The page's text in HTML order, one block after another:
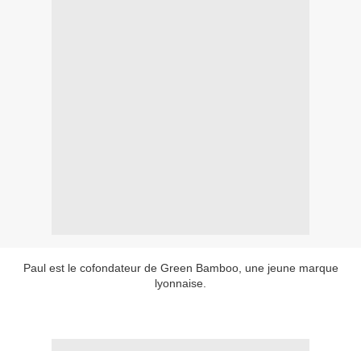
Paul est le cofondateur de Green Bamboo, une jeune marque
lyonnaise.